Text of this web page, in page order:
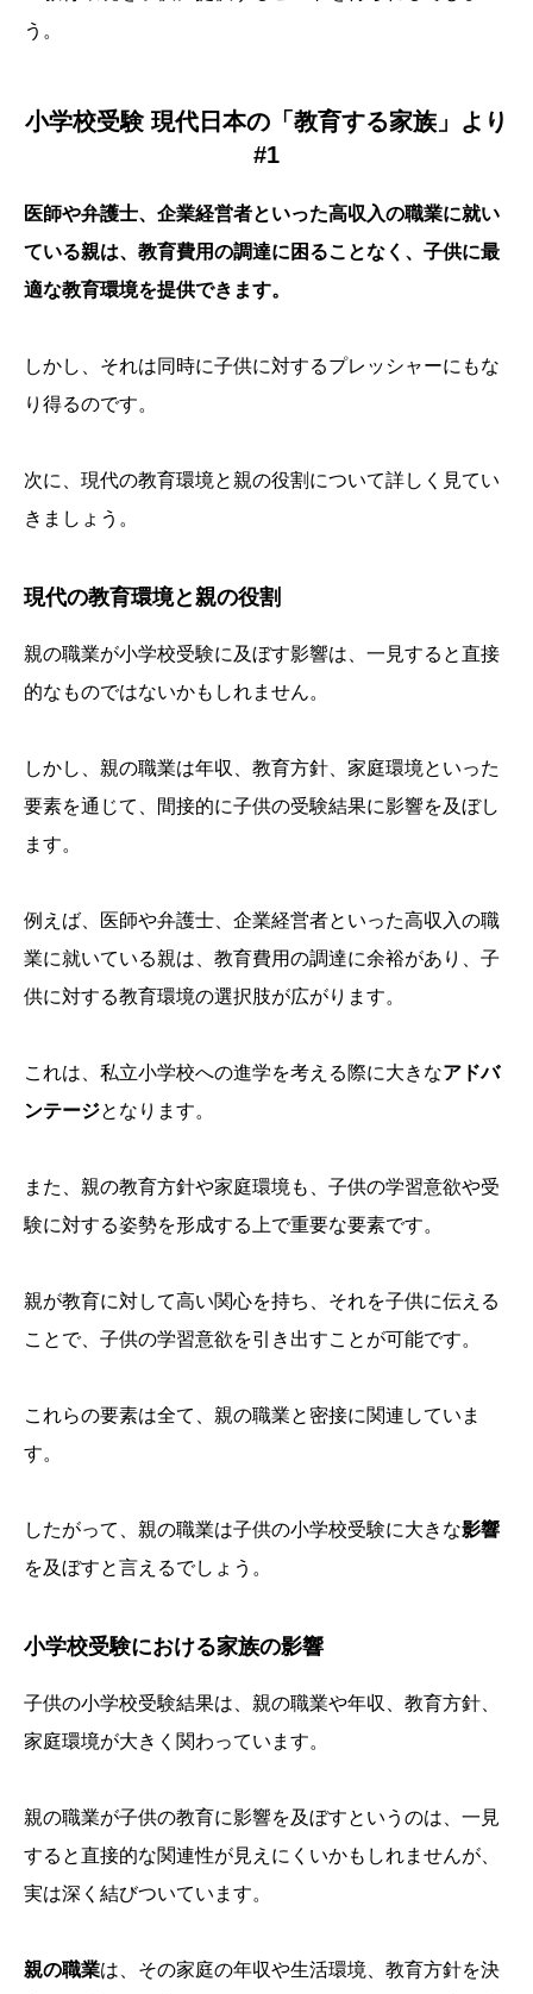
う。
小学校受験 現代日本の「教育する家族」より
#1
医師や弁護士、企業経営者といった高収入の職業に就い
ている親は、教育費用の調達に困ることなく、子供に最
適な教育環境を提供できます。
しかし、それは同時に子供に対するプレッシャーにもな
り得るのです。
次に、現代の教育環境と親の役割について詳しく見てい
きましょう。
現代の教育環境と親の役割
親の職業が小学校受験に及ぼす影響は、一見すると直接
的なものではないかもしれません。
しかし、親の職業は年収、教育方針、家庭環境といった
要素を通じて、間接的に子供の受験結果に影響を及ぼし
ます。
例えば、医師や弁護士、企業経営者といった高収入の職
業に就いている親は、教育費用の調達に余裕があり、子
供に対する教育環境の選択肢が広がります。
これは、私立小学校への進学を考える際に大きなアドバ
ンテージとなります。
また、親の教育方針や家庭環境も、子供の学習意欲や受
験に対する姿勢を形成する上で重要な要素です。
親が教育に対して高い関心を持ち、それを子供に伝える
ことで、子供の学習意欲を引き出すことが可能です。
これらの要素は全て、親の職業と密接に関連していま
す。
したがって、親の職業は子供の小学校受験に大きな影響
を及ぼすと言えるでしょう。
小学校受験における家族の影響
子供の小学校受験結果は、親の職業や年収、教育方針、
家庭環境が大きく関わっています。
親の職業が子供の教育に影響を及ぼすというのは、一見
すると直接的な関連性が見えにくいかもしれませんが、
実は深く結びついています。
親の職業は、その家庭の年収や生活環境、教育方針を決